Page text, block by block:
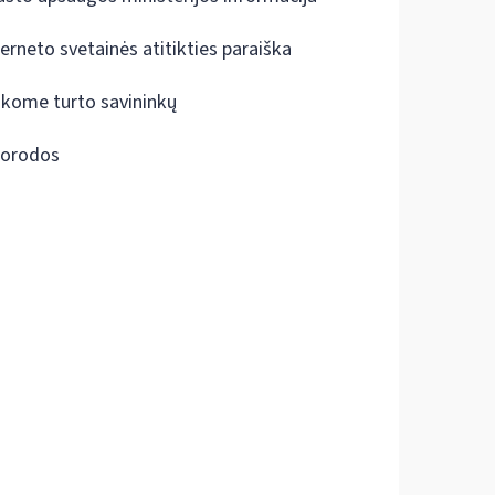
svetainės atitikties paraiška
turto savininkų